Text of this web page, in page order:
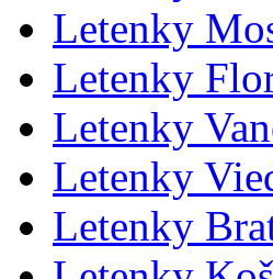
Letenky
Letenky
Letenky
Letenky
Letenky